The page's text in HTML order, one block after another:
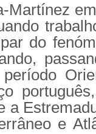
Martínez
do
a
e